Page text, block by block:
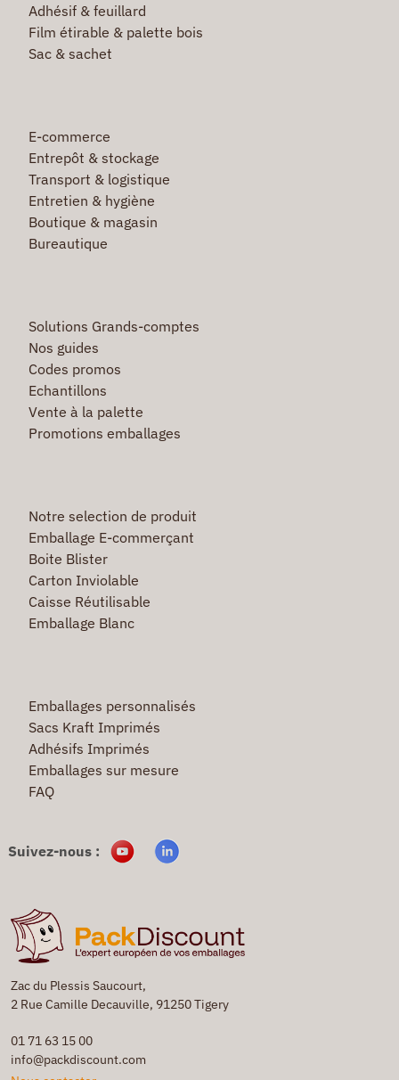
Zac du Plessis Saucourt,
2 Rue Camille Decauville, 91250 Tigery
01 71 63 15 00
info@packdiscount.com
Adhésif & feuillard
Film étirable & palette bois
Sac & sachet
E-commerce
Entrepôt & stockage
Transport & logistique
Entretien & hygiène
Boutique & magasin
Bureautique
Solutions Grands-comptes
Nos guides
Codes promos
Echantillons
Vente à la palette
Promotions emballages
Notre selection de produit
Emballage E-commerçant
Boite Blister
Carton Inviolable
Caisse Réutilisable
Emballage Blanc
Emballages personnalisés
Sacs Kraft Imprimés
Adhésifs Imprimés
Emballages sur mesure
FAQ
Suivez-nous :